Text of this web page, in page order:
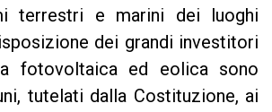
terrestri e marini dei luoghi
dei grandi investitori
fotovoltaica ed eolica sono
tutelati dalla Costituzione, ai